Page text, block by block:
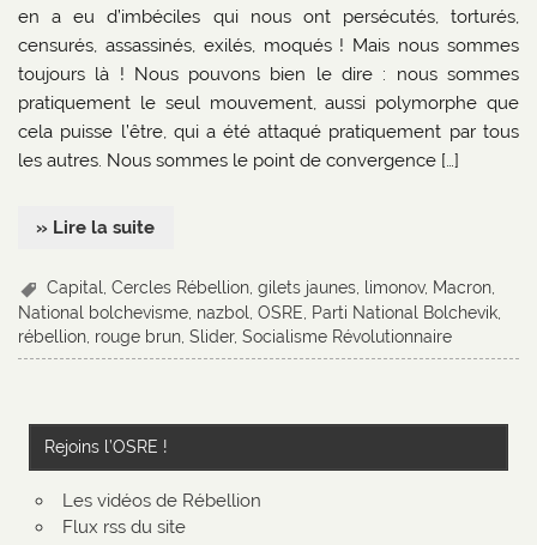
en a eu d’imbéciles qui nous ont persécutés, torturés,
censurés, assassinés, exilés, moqués ! Mais nous sommes
toujours là ! Nous pouvons bien le dire : nous sommes
pratiquement le seul mouvement, aussi polymorphe que
cela puisse l’être, qui a été attaqué pratiquement par tous
les autres. Nous sommes le point de convergence […]
» Lire la suite
Capital ,Cercles Rébellion ,gilets jaunes limonov, Macron
National bolchevisme nazbol ,OSRE Parti National Bolchevik
rébellion rouge brun ,Slider,Socialisme Révolutionnaire
Rejoins l’OSRE !
Les vidéos de Rébellion
Flux rss du site